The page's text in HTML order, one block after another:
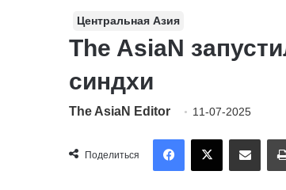
Центральная Азия
The AsiaN
синдхи
The AsiaN Editor 11-07-2025
Поделиться
FacebookX Отправить по